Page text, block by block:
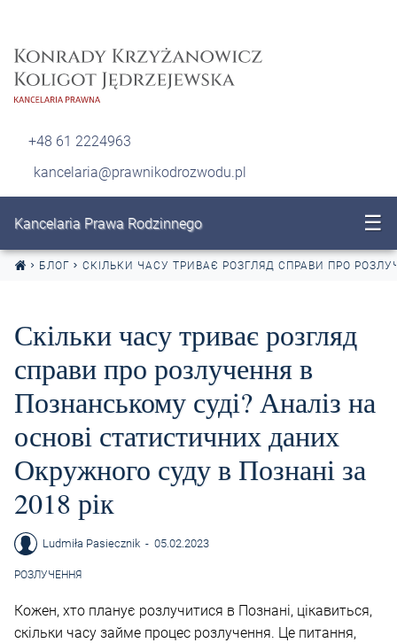
+48 61 2224963
kancelaria@prawnikodrozwodu.pl
Kancelaria Prawa Rodzinnego ☰
БЛОГ СКІЛЬКИ ЧАСУ ТРИВАЄ РОЗГЛЯД СПРАВИ ПРО
Скільки часу триває розгляд
справи про розлучення в
Познанському суді? Аналіз на
основі статистичних даних
Окружного суду в Познані за
2018 рік
Ludmiła Pasiecznik - 05.02.2023
РОЗЛУЧЕННЯ
Кожен, хто планує розлучитися в Познані, цікавиться,
скільки часу займе процес розлучення. Це питання,